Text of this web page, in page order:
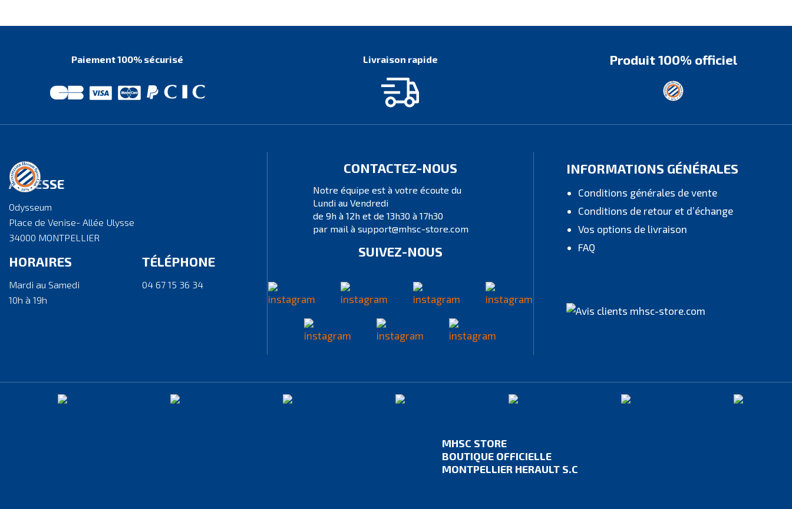
Paiement 100% sécurisé Livraison rapide Produit 100% officiel
ADRESSE
Odysseum
Place de Venise- Allée Ulysse
34000 MONTPELLIER
HORAIRES
Mardi au Samedi
10h à 19h
TÉLÉPHONE
04 67 15 36 34
CONTACTEZ-NOUS
Notre équipe est à votre écoute du
Lundi au Vendredi
de 9h à 12h et de 13h30 à 17h30
par mail à support@mhsc-store.com
SUIVEZ-NOUS
INFORMATIONS GÉNÉRALES
Conditions générales de vente
Conditions de retour et d’échange
Vos options de livraison
FAQ
MHSC STORE
BOUTIQUE OFFICIELLE
MONTPELLIER HERAULT S.C